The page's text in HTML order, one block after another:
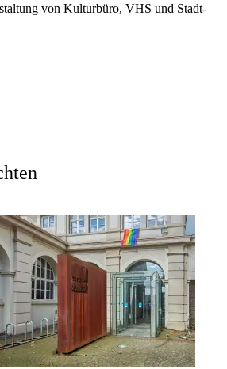
von Kulturbüro, VHS und Stadt-